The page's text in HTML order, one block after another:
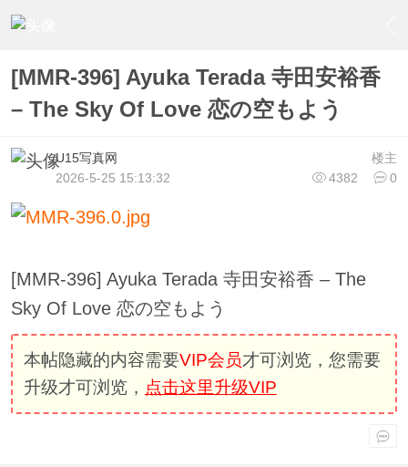
[MMR-396] Ayuka Terada 寺田安裕香
– The Sky Of Love 恋の空もよう
楼主
U15写真网
4382
0
2026-5-25 15:13:32
[MMR-396] Ayuka Terada 寺田安裕香 – The
Sky Of Love 恋の空もよう
本帖隐藏的内容需要VIP会员才可浏览，您需要
升级才可浏览， 点击这里升级VIP